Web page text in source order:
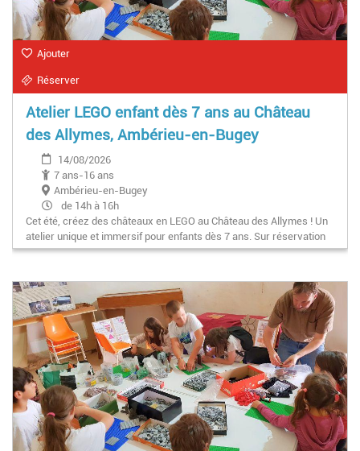
Ajouter
Réserver
Atelier LEGO enfant dès 7 ans au Château
des Allymes, Ambérieu-en-Bugey
14/08/2026
7 ans-16 ans
Ambérieu-en-Bugey
de 14h à 16h
Cet été, créez des châteaux en LEGO au Château des Allymes ! Un
atelier unique et immersif pour enfants dès 7 ans. Sur réservation